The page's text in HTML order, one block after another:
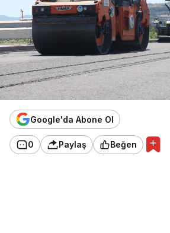
Google'da Abone Ol
0 Paylaş Beğen